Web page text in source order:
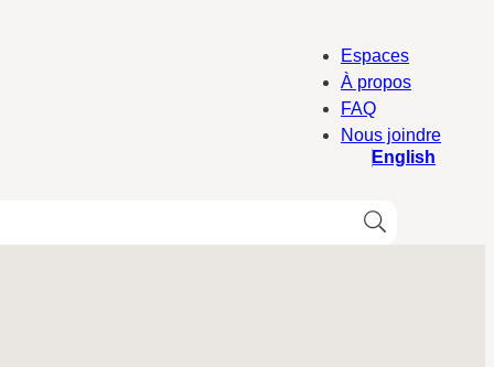
Espaces
À propos
FAQ
Nous joindre
English